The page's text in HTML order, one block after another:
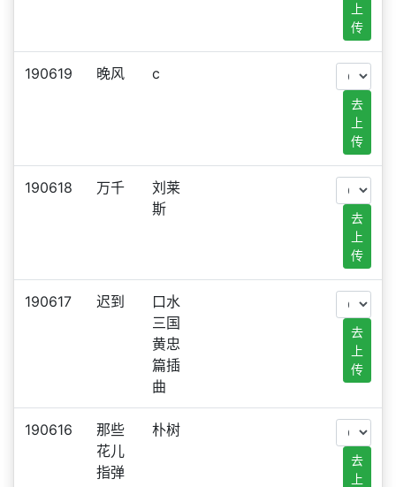
上
传
190619 晚风 c
去
上
传
190618 万千
刘莱
斯
去
上
传
190617 迟到
口水
三国
黄忠
篇插
曲
去
上
传
190616
那些
花儿
指弹
朴树
去
上